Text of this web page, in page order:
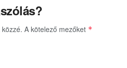
A kötelező mezőket *